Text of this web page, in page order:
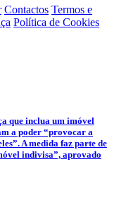
Contactos Termos e
Política de Cookies
que inclua um imóvel
a poder “provocar a
A medida faz parte de
indivisa”, aprovado